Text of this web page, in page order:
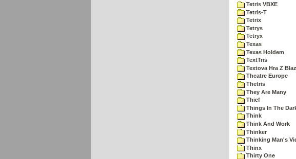
Tetris VBXE
Tetris-T
Tetrix
Tetrys
Tetryx
Texas
Texas Holdem
TextTris
Textova Hra Z
Theatre Europe
Thetris
They Are Many
Thief
Things In The
Think
Think And Work
Thinker
Thinking Man's
Thinx
Thirty One